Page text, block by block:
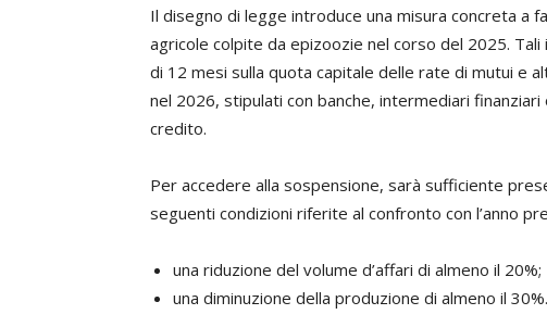
Il disegno di legge introduce una misura concreta a
agricole colpite da epizoozie nel corso del 2025.
di 12 mesi sulla quota capitale delle rate di mutui e
nel 2026, stipulati con banche, intermediari
credito.
Per accedere alla sospensione, sarà sufficiente
seguenti condizioni riferite al confronto con l’anno
una riduzione del volume d’affari di almeno il 20%;
una diminuzione della produzione di almeno il 30%.